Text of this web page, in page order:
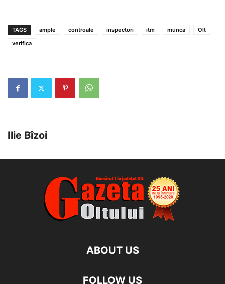
TAGS ample controale inspectori itm munca
Olt
verifica
Ilie Bîzoi
ABOUT US
FOLLOW US